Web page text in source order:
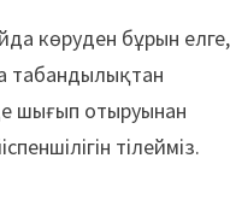
көруден бұрын елге,
табандылықтан
шығып отыруынан
тілейміз.